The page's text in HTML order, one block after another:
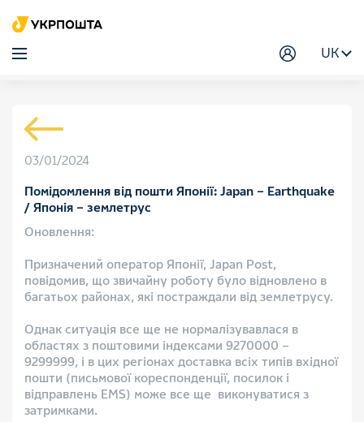
UK
03/01/2024
Помідомлення від пошти Японії: Japan – Earthquake
/ Японія – землетрус
Оновлення:
Призначений оператор Японії, Japan Post,
повідомив, що звичайну роботу було відновлено в
багатьох районах, які постраждали від землетрусу.
Однак ситуація все ще не нормалізувавлася в
областях з поштовими індексами 9270000 –
9299999, і в цих регіонах доставка всіх типів вхідної
пошти (письмової кореспонденції, посилок і
відправлень EMS) може все ще виконуватися з
затримками.